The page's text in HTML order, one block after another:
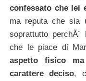
confessato che lei
ma reputa che sia
soprattutto
che le piace di
aspetto fisico
carattere deciso,